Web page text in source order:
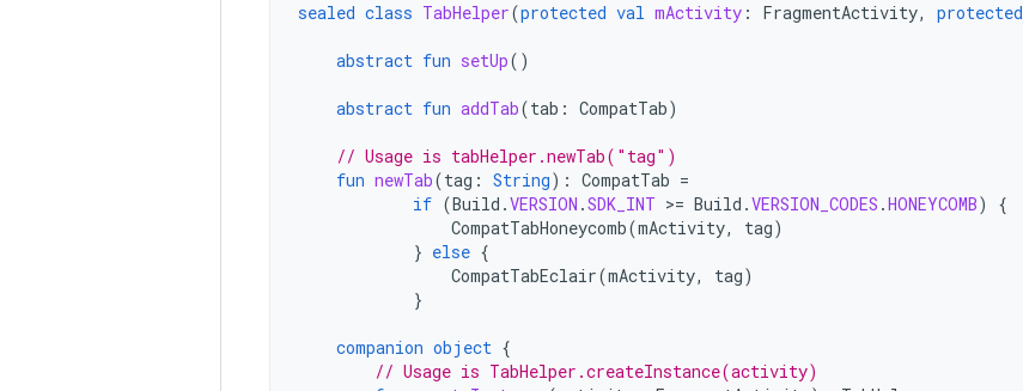
sealed class TabHelper(protected val mActivity : FragmentActivity, protected
abstract fun setUp()
abstract fun addTab(tab : CompatTab)
// Usage is tabHelper.newTab("tag")
fun newTab(tag : String): CompatTab =
if (Build .VERSION .SDK_INT >= Build .VERSION_CODES .HONEYCOMB)
{
CompatTabHoneycomb(mActivity, tag)
} else {
CompatTabEclair(mActivity, tag)
}
companion object {
// Usage is TabHelper.createInstance(activity)